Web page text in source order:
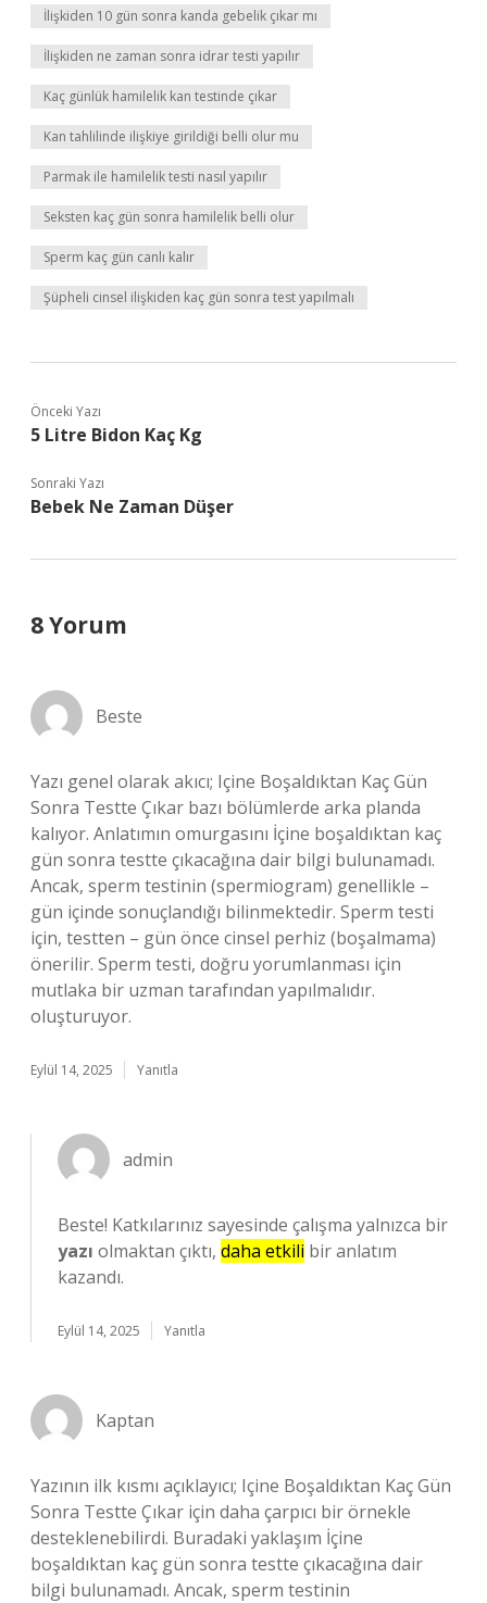
İlişkiden 10 gün sonra kanda gebelik çıkar mı
İlişkiden ne zaman sonra idrar testi yapılır
Kaç günlük hamilelik kan testinde çıkar
Kan tahlilinde ilişkiye girildiği belli olur mu
Parmak ile hamilelik testi nasıl yapılır
Seksten kaç gün sonra hamilelik belli olur
Sperm kaç gün canlı kalır
Şüpheli cinsel ilişkiden kaç gün sonra test yapılmalı
Önceki Yazı
5 Litre Bidon Kaç Kg
Sonraki Yazı
Bebek Ne Zaman Düşer
8 Yorum
Beste
Yazı genel olarak akıcı; Içine Boşaldıktan Kaç Gün
Sonra Testte Çıkar bazı bölümlerde arka planda
kalıyor. Anlatımın omurgasını İçine boşaldıktan kaç
gün sonra testte çıkacağına dair bilgi bulunamadı.
Ancak, sperm testinin (spermiogram) genellikle –
gün içinde sonuçlandığı bilinmektedir. Sperm testi
için, testten – gün önce cinsel perhiz (boşalmama)
önerilir. Sperm testi, doğru yorumlanması için
mutlaka bir uzman tarafından yapılmalıdır.
oluşturuyor.
Eylül 14, 2025 Yanıtla
admin
Beste! Katkılarınız sayesinde çalışma yalnızca bir
yazı olmaktan çıktı, daha etkili bir anlatım
kazandı.
Eylül 14, 2025 Yanıtla
Kaptan
Yazının ilk kısmı açıklayıcı; Içine Boşaldıktan Kaç Gün
Sonra Testte Çıkar için daha çarpıcı bir örnekle
desteklenebilirdi. Buradaki yaklaşım İçine
boşaldıktan kaç gün sonra testte çıkacağına dair
bilgi bulunamadı. Ancak, sperm testinin